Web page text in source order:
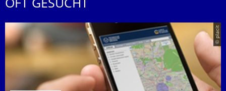
OFT GESUCHT
© placit